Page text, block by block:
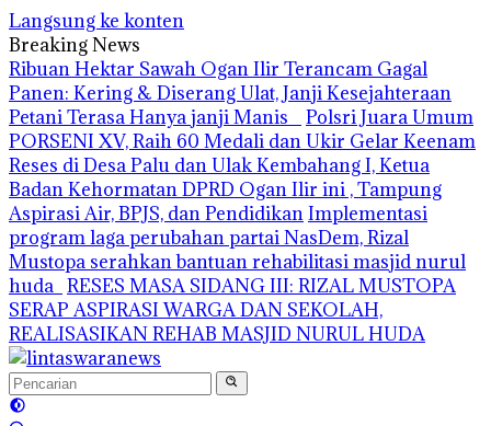
Langsung ke konten
Breaking News
Ribuan Hektar Sawah Ogan Ilir Terancam Gagal
Panen: Kering & Diserang Ulat, Janji Kesejahteraan
Petani Terasa Hanya janji Manis
Polsri Juara Umum
PORSENI XV, Raih 60 Medali dan Ukir Gelar Keenam
Reses di Desa Palu dan Ulak Kembahang I, Ketua
Badan Kehormatan DPRD Ogan Ilir ini , Tampung
Aspirasi Air, BPJS, dan PendidikanImplementasi
program laga perubahan partai NasDem, Rizal
Mustopa serahkan bantuan rehabilitasi masjid nurul
huda RESES MASA SIDANG III: RIZAL MUSTOPA
SERAP ASPIRASI WARGA DAN SEKOLAH,
REALISASIKAN REHAB MASJID NURUL HUDA